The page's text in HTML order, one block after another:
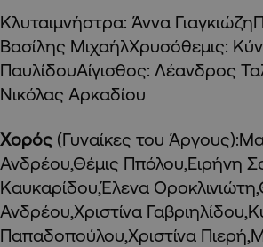
Κλυταιμνήστρα: Άννα
Βασίλης ΜιχαήλΧρυσόθεμις:
ΠαυλίδουΑίγισθος: Λέανδρος
Νικόλας Αρκαδίου
Χορός (Γυναίκες του
Ανδρέου,Θέμις Ππόλου,Ειρήνη
Καυκαρίδου,Έλενα
Ανδρέου,Χριστίνα
Παπαδοπούλου,Χριστίνα